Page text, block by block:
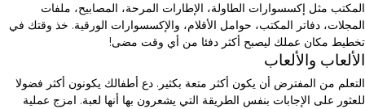
المكتب مثل إكسسوارات الطاولة، الإطارات المرحة، المصابيح، ملفات
المجلات، دفاتر المكتب، حوامل الأقلام، والإكسسوارات الورقية. خذ وقتك في
تخطيط مكان عملك ليصبح أكثر دفئا من أي وقت مضى!
الألعاب والألعاب
التعلم من المفترض أن يكون أكثر متعة بكثير. دع أطفالك يكونون أكثر فضولا
للعثور على الإجابات بنفس الطريقة التي يشعرون بها أنها لعبة. امزج عملية